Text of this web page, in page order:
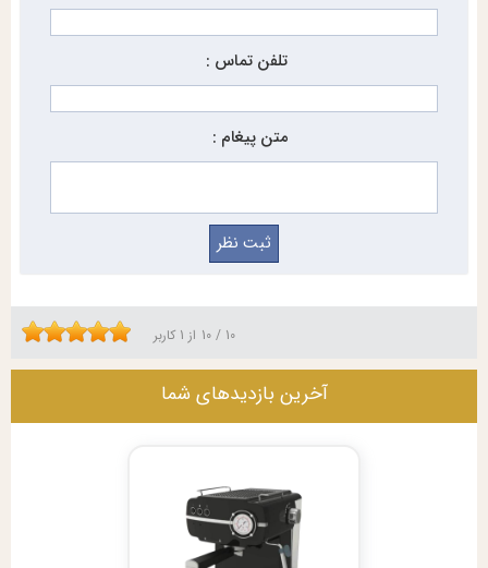
تلفن تماس :
متن پیغام :
10 / 10 از 1 کاربر
آخرین بازدیدهای شما